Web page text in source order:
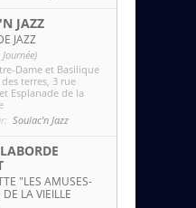
JAZZ
JAZZ
Dame et Basilique
terres , 3 rue
Esplanade de la
Soulac'n Jazz
"LES AMUSES-
LA VIEILLE